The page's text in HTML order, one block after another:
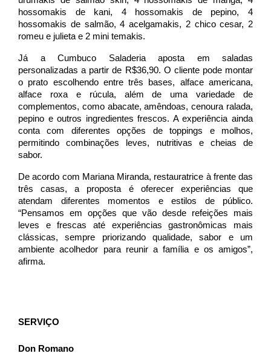
hossomakis de kani, 4 hossomakis de pepino, 4
hossomakis de salmão, 4 acelgamakis, 2 chico cesar, 2
romeu e julieta e 2 mini temakis.
Já a Cumbuco Saladeria aposta em saladas
personalizadas a partir de R$36,90. O cliente pode montar
o prato escolhendo entre três bases, alface americana,
alface roxa e rúcula, além de uma variedade de
complementos, como abacate, amêndoas, cenoura ralada,
pepino e outros ingredientes frescos. A experiência ainda
conta com diferentes opções de toppings e molhos,
permitindo combinações leves, nutritivas e cheias de
sabor.
De acordo com Mariana Miranda, restauratrice à frente das
três casas, a proposta é oferecer experiências que
atendam diferentes momentos e estilos de público.
“Pensamos em opções que vão desde refeições mais
leves e frescas até experiências gastronômicas mais
clássicas, sempre priorizando qualidade, sabor e um
ambiente acolhedor para reunir a família e os amigos”,
afirma.
SERVIÇO
Don Romano